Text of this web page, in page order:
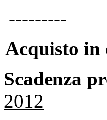
---------
Acquisto in
Scadenza
2012